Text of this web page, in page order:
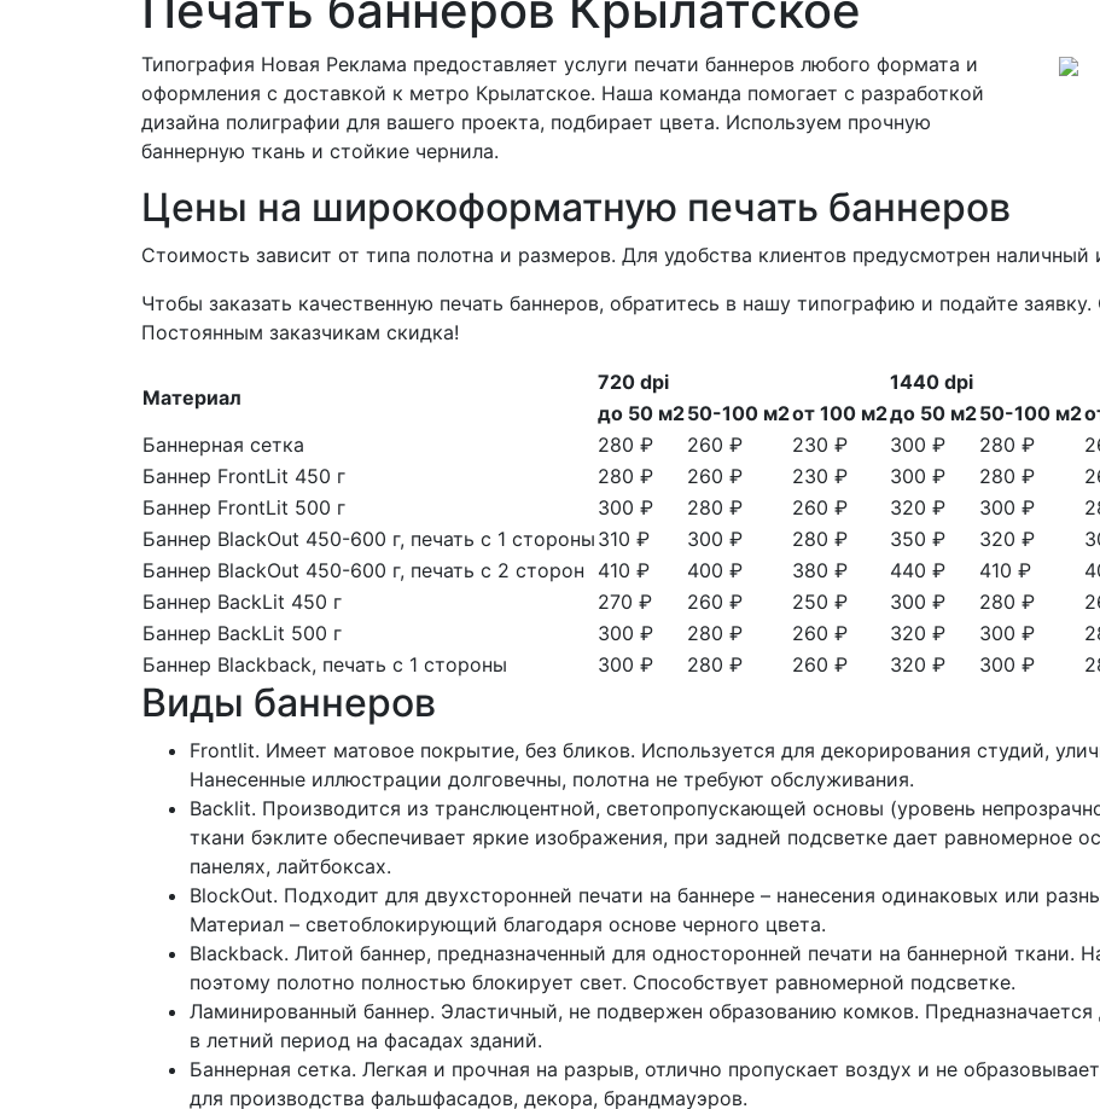
Типография Новая Реклама предоставляет услуги печати баннеров любого формата и
оформления с доставкой к метро Крылатское. Наша команда помогает с разработкой
дизайна полиграфии для вашего проекта, подбирает цвета. Используем прочную
баннерную ткань и стойкие чернила.
Цены на широкоформатную печать баннеров
Стоимость зависит от типа полотна и размеров. Для удобства клиентов предусмотрен наличный
Чтобы заказать качественную печать баннеров, обратитесь в нашу типографию и подайте
Постоянным заказчикам скидка!
Материал
720 dpi
1440 dpi
до 50 м250-100 м2от 100 м2до 50 м250-100 м2
Баннерная сетка
280 ₽ 260 ₽ 230 ₽ 300 ₽ 280 ₽
Баннер FrontLit 450 г
280 ₽ 260 ₽ 230 ₽ 300 ₽ 280 ₽
Баннер FrontLit 500 г
300 ₽ 280 ₽ 260 ₽ 320 ₽ 300 ₽
Баннер BlackOut 450-600 г, печать с 1 стороны 310 ₽ 300 ₽ 280 ₽ 350 ₽ 320 ₽
Баннер BlackOut 450-600 г, печать с 2 сторон
410 ₽ 400 ₽ 380 ₽ 440 ₽ 410 ₽
Баннер BackLit 450 г
270 ₽ 260 ₽ 250 ₽ 300 ₽ 280 ₽
Баннер BackLit 500 г
300 ₽ 280 ₽ 260 ₽ 320 ₽ 300 ₽
Баннер Blackback, печать с 1 стороны
300 ₽ 280 ₽ 260 ₽ 320 ₽ 300 ₽
Виды баннеров
Frontlit. Имеет матовое покрытие, без бликов. Используется для декорирования студий,
Нанесенные иллюстрации долговечны, полотна не требуют обслуживания.
Backlit. Производится из транслюцентной, светопропускающей основы (уровень
ткани бэклите обеспечивает яркие изображения, при задней подсветке дает равномерное
панелях, лайтбоксах.
BlockOut. Подходит для двухсторонней печати на баннере – нанесения одинаковых или
Материал – светоблокирующий благодаря основе черного цвета.
Blackback. Литой баннер, предназначенный для односторонней печати на баннерной ткани.
поэтому полотно полностью блокирует свет. Способствует равномерной подсветке.
Ламинированный баннер. Эластичный, не подвержен образованию комков.
в летний период на фасадах зданий.
Баннерная сетка. Легкая и прочная на разрыв, отлично пропускает воздух и не
для производства фальшфасадов, декора, брандмауэров.